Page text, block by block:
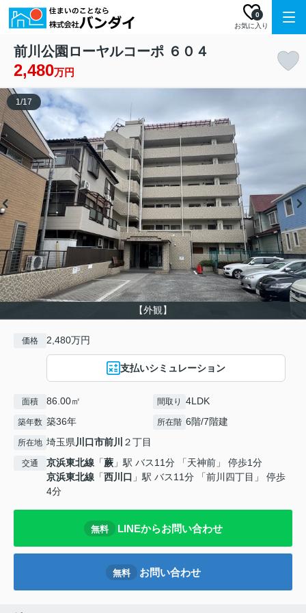
お気に入り
0
前川公園ローヤルコーポ ６０４
2,480万円
【外観】
1/17
価格 2,480万円
支払いシミュレーション
面積 86.00㎡ 間取り 4LDK
築年数 築36年 所在階 6階/7階建
所在地 埼玉県川口市前川 ２丁目
交通 京浜東北線 「蕨 」駅 バス11分 「天神前」 停歩1分
京浜東北線 「西川口 」駅 バス11分 「前川四丁目」 停歩
4分
無料 LINEからお問い合わせ
無料 お問い合わせ